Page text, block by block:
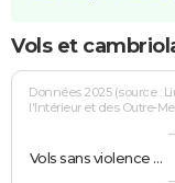
Vols et
Données 2025 (source :
l'Intérieur et des Outre-
Vols sans violence …